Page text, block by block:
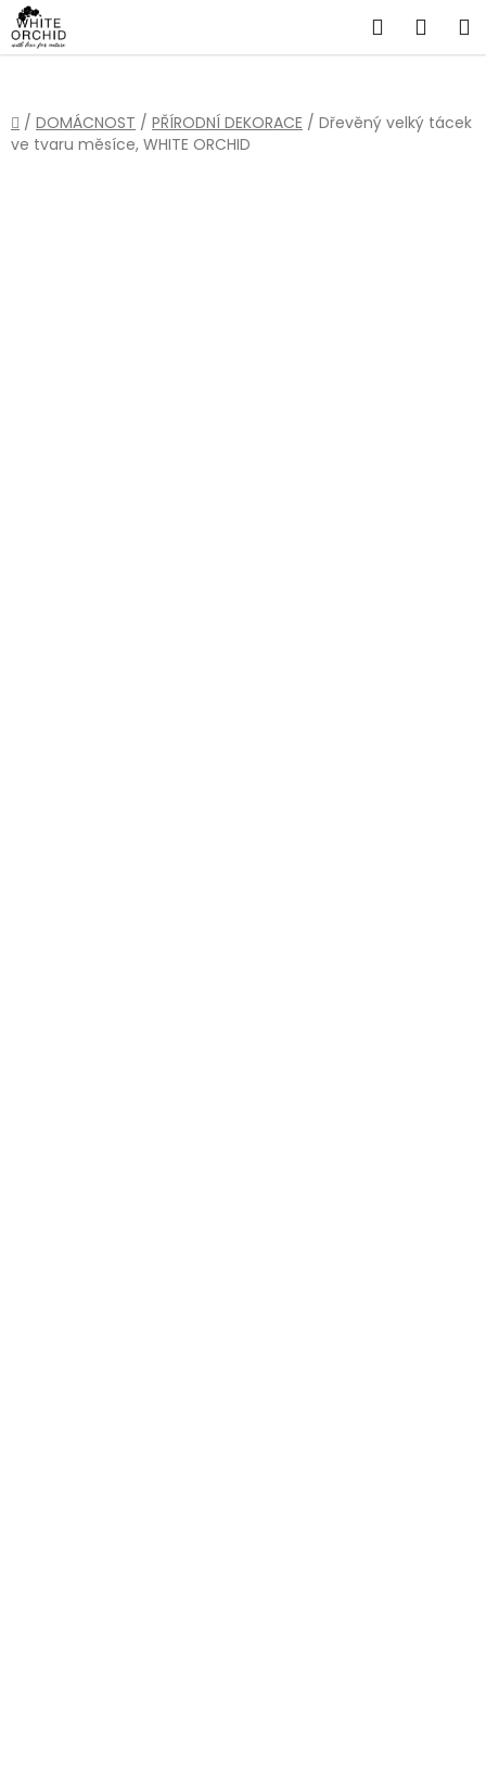
Přejít
na
obsah
Hledat
Domů
/ DOMÁCNOST / PŘÍRODNÍ DEKORACE / Dřevěný velký tácek
ve tvaru měsíce, WHITE ORCHID